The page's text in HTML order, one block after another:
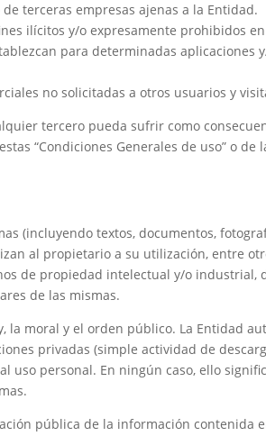
terceras empresas ajenas a la Entidad.
ilícitos y/o expresamente prohibidos
para determinadas aplicaciones
no solicitadas a otros usuarios y
tercero pueda sufrir como
“Condiciones Generales de uso” o de
(incluyendo textos, documentos,
al propietario a su utilización, entre
de propiedad intelectual y/o industrial,
de las mismas.
la moral y el orden público. La Entidad
privadas (simple actividad de
uso personal. En ningún caso, ello
pública de la información contenida